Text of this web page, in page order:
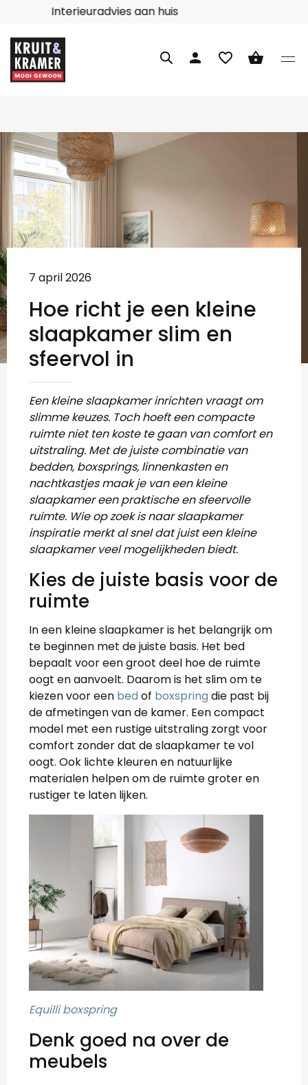
Interieuradvies aan huis
person favorite_border shopping_basket
7 april 2026
Hoe richt je een kleine
slaapkamer slim en
sfeervol in
Een kleine slaapkamer inrichten vraagt om
slimme keuzes. Toch hoeft een compacte
ruimte niet ten koste te gaan van comfort en
uitstraling. Met de juiste combinatie van
bedden, boxsprings, linnenkasten en
nachtkastjes maak je van een kleine
slaapkamer een praktische en sfeervolle
ruimte. Wie op zoek is naar slaapkamer
inspiratie merkt al snel dat juist een kleine
slaapkamer veel mogelijkheden biedt.
Kies de juiste basis voor de
ruimte
In een kleine slaapkamer is het belangrijk om
te beginnen met de juiste basis. Het bed
bepaalt voor een groot deel hoe de ruimte
oogt en aanvoelt. Daarom is het slim om te
kiezen voor een bed of boxspring die past bij
de afmetingen van de kamer. Een compact
model met een rustige uitstraling zorgt voor
comfort zonder dat de slaapkamer te vol
oogt. Ook lichte kleuren en natuurlijke
materialen helpen om de ruimte groter en
rustiger te laten lijken.
Equilli boxspring
Denk goed na over de
meubels